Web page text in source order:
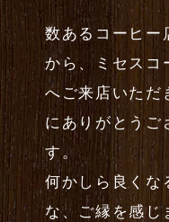
数あるコーヒー
から、ミセスコ
へご来店いただ
にありがとうご
す。
何かしら良くな
な、ご縁を感じ